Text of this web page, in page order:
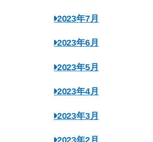
2023年7月
2023年6月
2023年5月
2023年4月
2023年3月